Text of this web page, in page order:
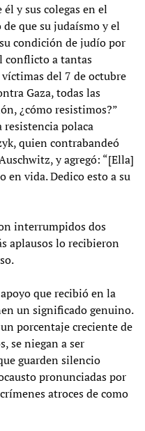
y sus colegas en el
que su judaísmo y el
condición de judío por
conflicto a tantas
del 7 de octubre
Gaza, todas las
¿cómo resistimos?”
resistencia polaca
quien contrabandeó
y agregó: “[Ella]
vida. Dedico esto a su
interrumpidos dos
aplausos lo recibieron
que recibió en la
un significado genuino.
porcentaje creciente de
se niegan a ser
guarden silencio
pronunciadas por
atroces de como